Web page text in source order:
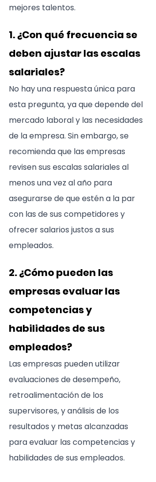
mejores talentos.
1. ¿Con qué frecuencia se
deben ajustar las escalas
salariales?
No hay una respuesta única para
esta pregunta, ya que depende del
mercado laboral y las necesidades
de la empresa. Sin embargo, se
recomienda que las empresas
revisen sus escalas salariales al
menos una vez al año para
asegurarse de que estén a la par
con las de sus competidores y
ofrecer salarios justos a sus
empleados.
2. ¿Cómo pueden las
empresas evaluar las
competencias y
habilidades de sus
empleados?
Las empresas pueden utilizar
evaluaciones de desempeño,
retroalimentación de los
supervisores, y análisis de los
resultados y metas alcanzadas
para evaluar las competencias y
habilidades de sus empleados.